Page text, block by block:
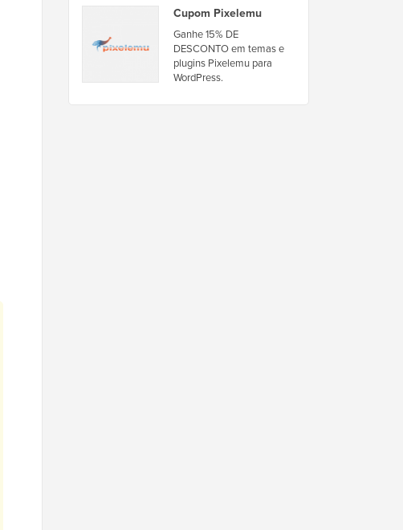
Cupom Pixelemu
Ganhe 15% DE
DESCONTO em temas e
plugins Pixelemu para
WordPress.